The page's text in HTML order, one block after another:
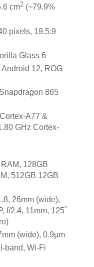
cm2(~79.9%
pixels, 19.5:9
Glass 6
12, ROG
865
A77 &
GHz Cortex-
128GB
512GB 12GB
26mm (wide),
f/2.4, 11mm, 125˚
(wide), 0.9µm
band, Wi-Fi